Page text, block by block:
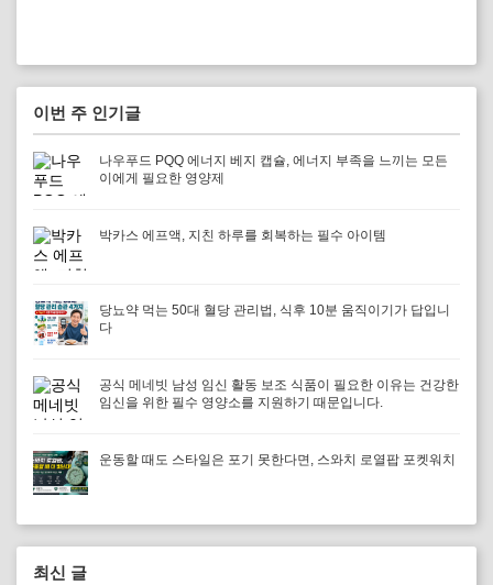
이번 주 인기글
나우푸드 PQQ 에너지 베지 캡슐, 에너지 부족을 느끼는 모든
이에게 필요한 영양제
박카스 에프액, 지친 하루를 회복하는 필수 아이템
당뇨약 먹는 50대 혈당 관리법, 식후 10분 움직이기가 답입니
다
공식 메네빗 남성 임신 활동 보조 식품이 필요한 이유는 건강한
임신을 위한 필수 영양소를 지원하기 때문입니다.
운동할 때도 스타일은 포기 못한다면, 스와치 로열팝 포켓워치
최신 글